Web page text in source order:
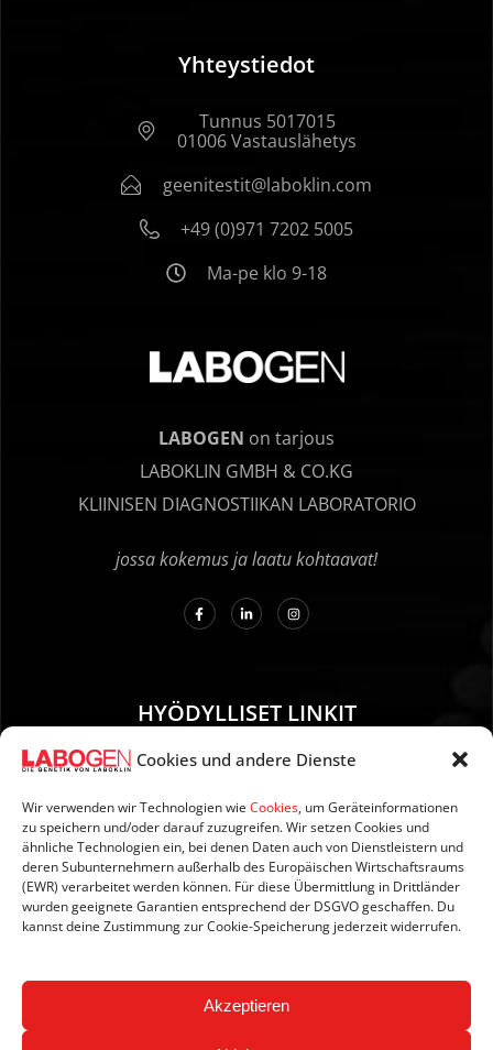
Cookies und andere Dienste
Wir verwenden wir Technologien wie Cookies, um Geräteinformationen
zu speichern und/oder darauf zuzugreifen. Wir setzen Cookies und
ähnliche Technologien ein, bei denen Daten auch von Dienstleistern und
deren Subunternehmern außerhalb des Europäischen Wirtschaftsraums
(EWR) verarbeitet werden können. Für diese Übermittlung in Drittländer
wurden geeignete Garantien entsprechend der DSGVO geschaffen. Du
kannst deine Zustimmung zur Cookie-Speicherung jederzeit widerrufen.
Akzeptieren
Yhteystiedot
Tunnus 5017015
01006 Vastauslähetys
geenitestit@laboklin.com
+49 (0)971 7202 5005
Ma-pe klo 9-18
LABOGEN on tarjous
LABOKLIN GMBH & CO.KG
KLIINISEN DIAGNOSTIIKAN LABORATORIO
jossa kokemus ja laatu kohtaavat!
HYÖDYLLISET LINKIT
01. Ohjeet näytteenottoa varten
02. TOIMITUS JA MAKSU
03. Tietoja sivustosta
04. Tietosuoja
05. AGB:n
06. Peruutusehdot